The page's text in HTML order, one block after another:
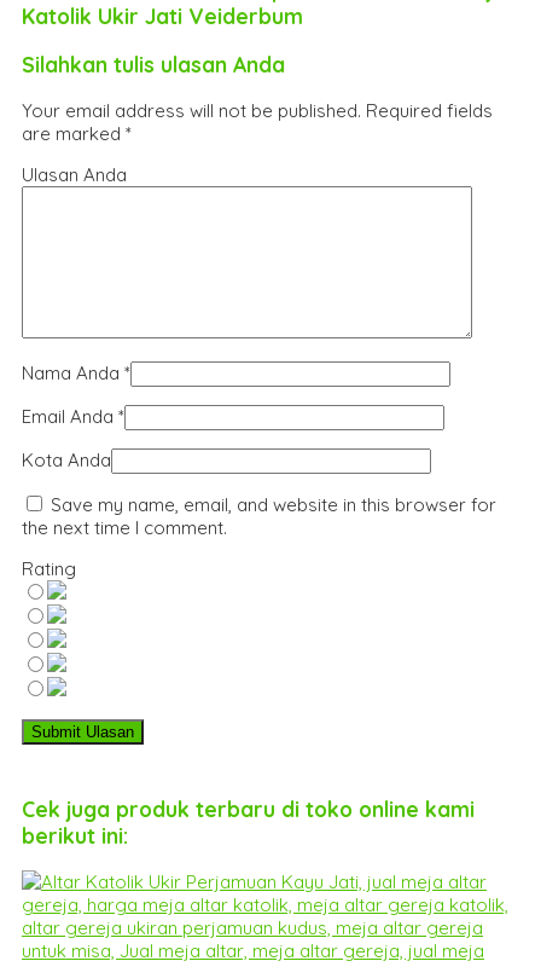
Katolik Ukir Jati Veiderbum
Silahkan tulis ulasan Anda
Your email address will not be published. Required fields
are marked *
Ulasan Anda
Nama Anda *
Email Anda *
Kota Anda
Save my name, email, and website in this browser for
the next time I comment.
Rating
Cek juga produk terbaru di toko online kami
berikut ini: